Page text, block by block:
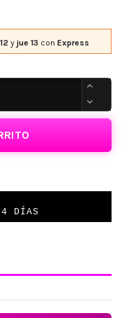
y jue 13 con Express
DÍAS